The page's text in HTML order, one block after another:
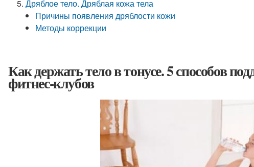
Дряблое тело. Дряблая кожа тела
Причины появления дряблости кожи
Методы коррекции
Как держать тело в тонусе. 5 способов
фитнес-клубов